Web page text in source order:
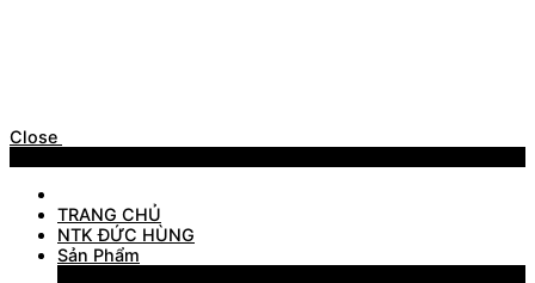
Close
TRANG CHỦ
NTK ĐỨC HÙNG
Sản Phẩm